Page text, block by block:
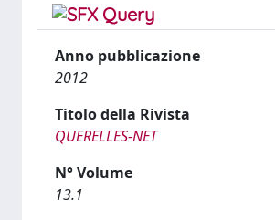
Anno pubblicazione
2012
Titolo della Rivista
QUERELLES-NET
N° Volume
13.1